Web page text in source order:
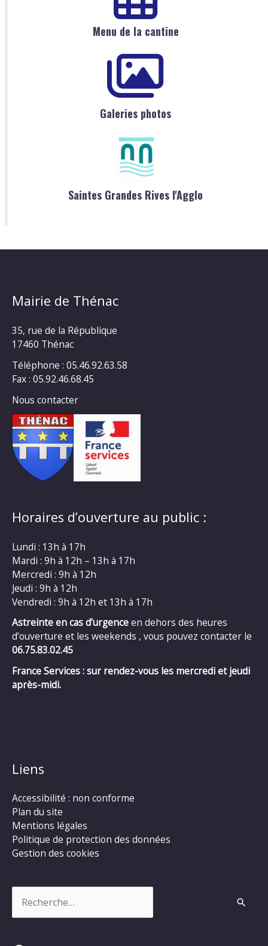
Menu de la cantine
Galeries photos
Saintes Grandes Rives l'Agglo
Mairie de Thénac
35, rue de la République
17460 Thénac
Téléphone : 05.46.92.63.58
Fax : 05.92.46.68.45
Nous contacter
Horaires d’ouverture au public :
Lundi : 13h à 17h
Mardi : 9h à 12h – 13h à 17h
Mercredi : 9h à 12h
Jeudi : 9h à 12h
Vendredi : 9h à 12h et 13h à 17h
Astreinte en cas d’urgenceen dehors des heures
d’ouverture et les weekends , vous pouvez contacter le
06.75.83.02.45
France Services : sur rendez-vous les mercredi et jeudi
après-midi.
Liens
Accessibilité : non conforme
Plan du site
Mentions légales
Politique de protection des données
Gestion des cookies